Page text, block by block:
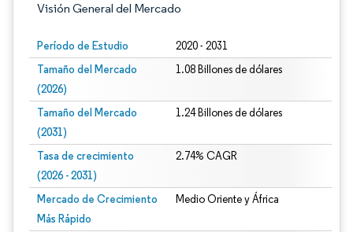
Visión General del Mercado
Período de Estudio 2020 - 2031
Tamaño del Mercado
(2026)
1.08 Billones de dólares
Tamaño del Mercado
(2031)
1.24 Billones de dólares
Tasa de crecimiento
(2026 - 2031)
2.74% CAGR
Mercado de Crecimiento
Más Rápido
Medio Oriente y África